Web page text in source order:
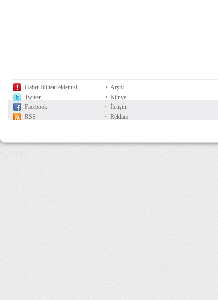
Haber Bülteni eklentisi
Twitter
Facebook
RSS
Arşiv
Künye
İletişim
Reklam